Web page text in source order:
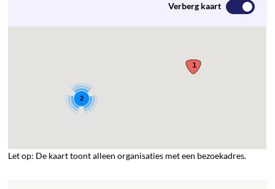
Verberg kaart
2
Let op: De kaart toont alleen organisaties met een bezoekadres.